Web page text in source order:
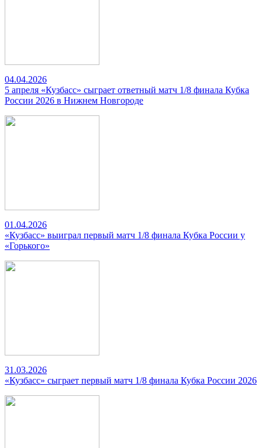
04.04.2026
5 апреля «Кузбасс» сыграет ответный матч 1/8 финала Кубка
России 2026 в Нижнем Новгороде
01.04.2026
«Кузбасс» выиграл первый матч 1/8 финала Кубка России у
«Горького»
31.03.2026
«Кузбасс» сыграет первый матч 1/8 финала Кубка России 2026